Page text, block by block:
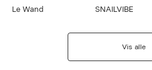
Le Wand
SNAILVIBE
Vis alle